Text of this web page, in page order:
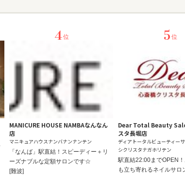
4位
MANICURE HOUSE NAMBAなんなん
店
マニキュアハウスナンバナンナンテン
「なんば」駅直結！スピーディー＋リ
ーズナブルな定額サロンです☆
[難波]
5 位
Dear Total Beauty
スタ長堀店
ディアトータルビューティー
シクリスタナガホリテン
駅直結22:00までOPEN
も立ち寄れるネイルサ